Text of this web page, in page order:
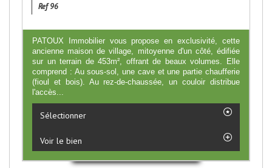
Ref 96
PATOUX Immobilier vous propose en exclusivité, cette
ancienne maison de village, mitoyenne d'un côté, édifiée
sur un terrain de 453m², offrant de beaux volumes. Elle
comprend : Au sous-sol, une cave et une partie chaufferie
(fioul et bois). Au rez-de-chaussée, un couloir distribue
l'accès...
Sélectionner
Voir le bien